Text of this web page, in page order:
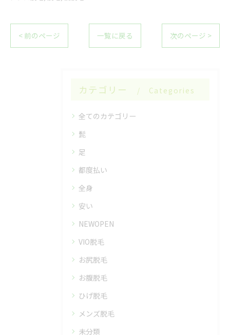
< 前のページ 一覧に戻る 次のページ >
カテゴリー Categories
全てのカテゴリー
髭
足
都度払い
全身
安い
NEWOPEN
VIO脱毛
お尻脱毛
お腹脱毛
ひげ脱毛
メンズ脱毛
未分類